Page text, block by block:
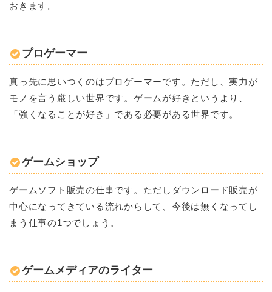
おきます。
プロゲーマー
真っ先に思いつくのはプロゲーマーです。ただし、実力が
モノを言う厳しい世界です。ゲームが好きというより、
「強くなることが好き」である必要がある世界です。
ゲームショップ
ゲームソフト販売の仕事です。ただしダウンロード販売が
中心になってきている流れからして、今後は無くなってし
まう仕事の1つでしょう。
ゲームメディアのライター